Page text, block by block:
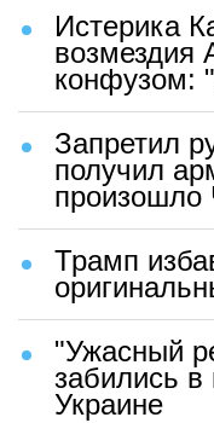
Истерика
возмездия
конфузом:
Запретил
получил
произошло
Трамп
"Ужасный
забились
Украине